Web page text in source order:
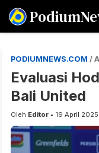
PODIUMNEWS.COM /
Evaluasi
Bali United
Oleh Editor • 19 April